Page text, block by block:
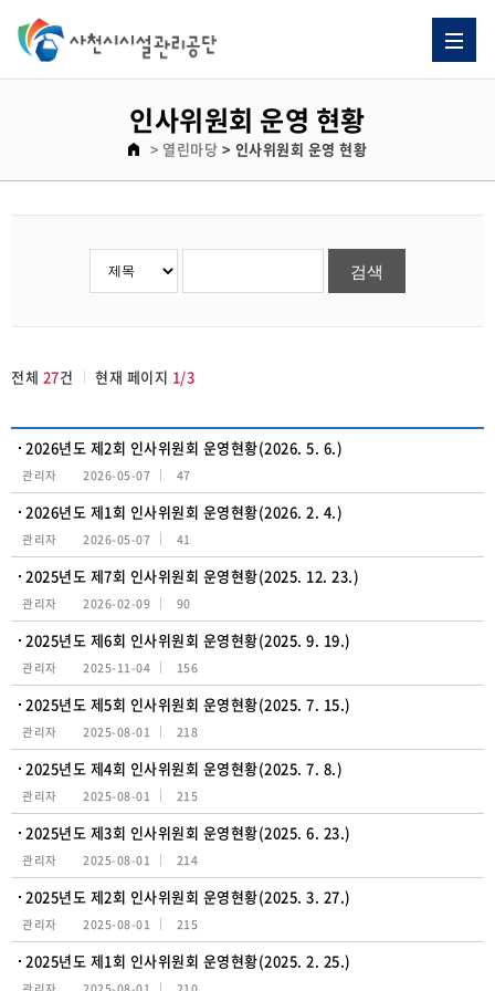
인사위원회 운영 현황
> 열린마당 > 인사위원회 운영 현황
전체 27건 현재 페이지 1/3
2026년도 제2회 인사위원회 운영현황(2026. 5. 6.)
관리자 2026-05-07 47
2026년도 제1회 인사위원회 운영현황(2026. 2. 4.)
관리자 2026-05-07 41
2025년도 제7회 인사위원회 운영현황(2025. 12. 23.)
관리자 2026-02-09 90
2025년도 제6회 인사위원회 운영현황(2025. 9. 19.)
관리자 2025-11-04 156
2025년도 제5회 인사위원회 운영현황(2025. 7. 15.)
관리자 2025-08-01 218
2025년도 제4회 인사위원회 운영현황(2025. 7. 8.)
관리자 2025-08-01 215
2025년도 제3회 인사위원회 운영현황(2025. 6. 23.)
관리자 2025-08-01 214
2025년도 제2회 인사위원회 운영현황(2025. 3. 27.)
관리자 2025-08-01 215
2025년도 제1회 인사위원회 운영현황(2025. 2. 25.)